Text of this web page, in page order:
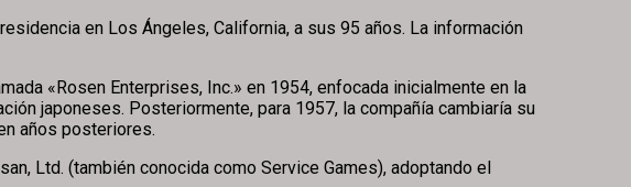
en Los Ángeles, California, a sus 95 años. La información
«Rosen Enterprises, Inc.» en 1954, enfocada inicialmente en la
japoneses. Posteriormente, para 1957, la compañía cambiaría su
años posteriores.
Ltd. (también conocida como Service Games), adoptando el